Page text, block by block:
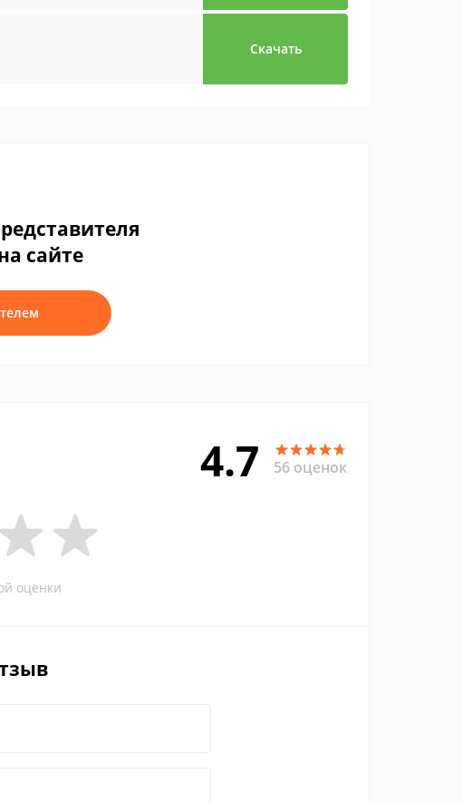
Скачать
сайте
4.7 56 оценок
оценки